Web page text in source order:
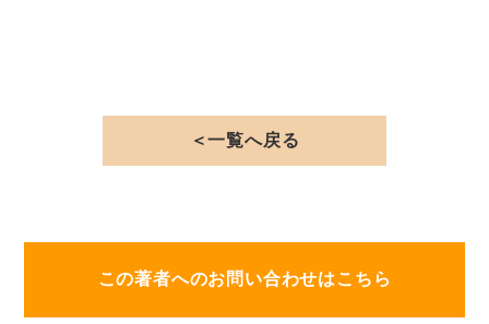
＜一覧へ戻る
この著者へのお問い合わせはこちら